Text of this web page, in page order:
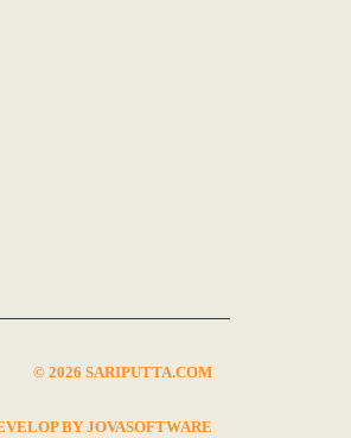
© 2026 SARIPUTTA.COM
BY JOVASOFTWARE